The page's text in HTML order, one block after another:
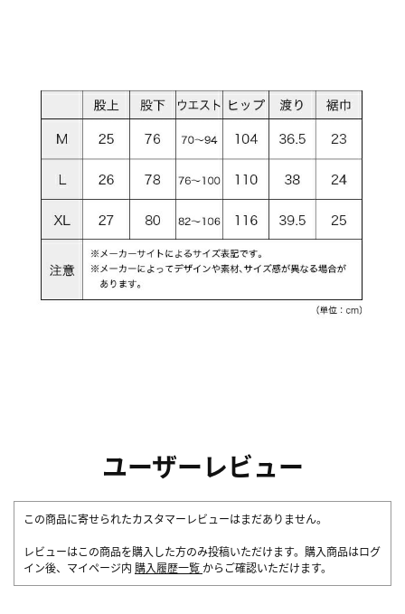
ユーザーレビュー
この商品に寄せられたカスタマーレビューはまだありません。
レビューはこの商品を購入した方のみ投稿いただけます。購入商品はログ
イン後、マイページ内 購入履歴一覧 からご確認いただけます。